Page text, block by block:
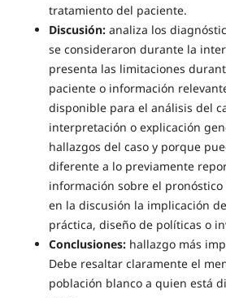
tratamiento del paciente.
Discusión:analiza los
se consideraron durante la
presenta las limitaciones
paciente o información
disponible para el análisis del
interpretación o explicación
hallazgos del caso y porque
diferente a lo previamente
información sobre el
en la discusión la implicación
práctica, diseño de políticas o
Conclusiones:hallazgo más
Debe resaltar claramente el
población blanco a quien está